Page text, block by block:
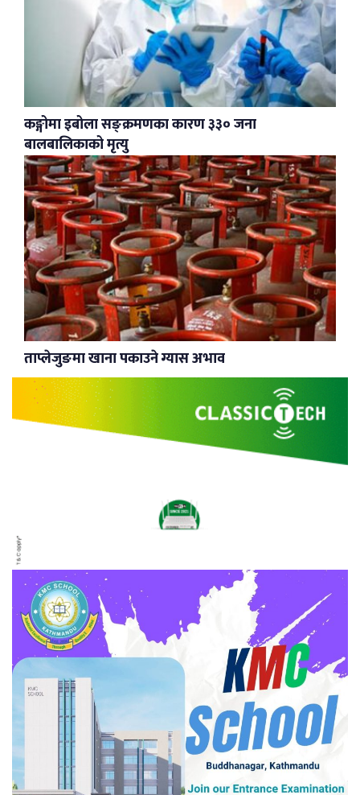
कङ्गोमा इबोला सङ्क्रमणका कारण ३३० जना
बालबालिकाको मृत्यु
ताप्लेजुङमा खाना पकाउने ग्यास अभाव